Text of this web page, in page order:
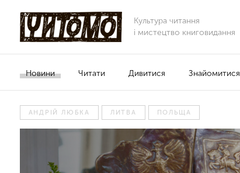
Культура читання
і мистецтво книговидання
Новини Читати Дивитися Знайомитися
АНДРІЙ ЛЮБКА ЛИТВА ПОЛЬЩА